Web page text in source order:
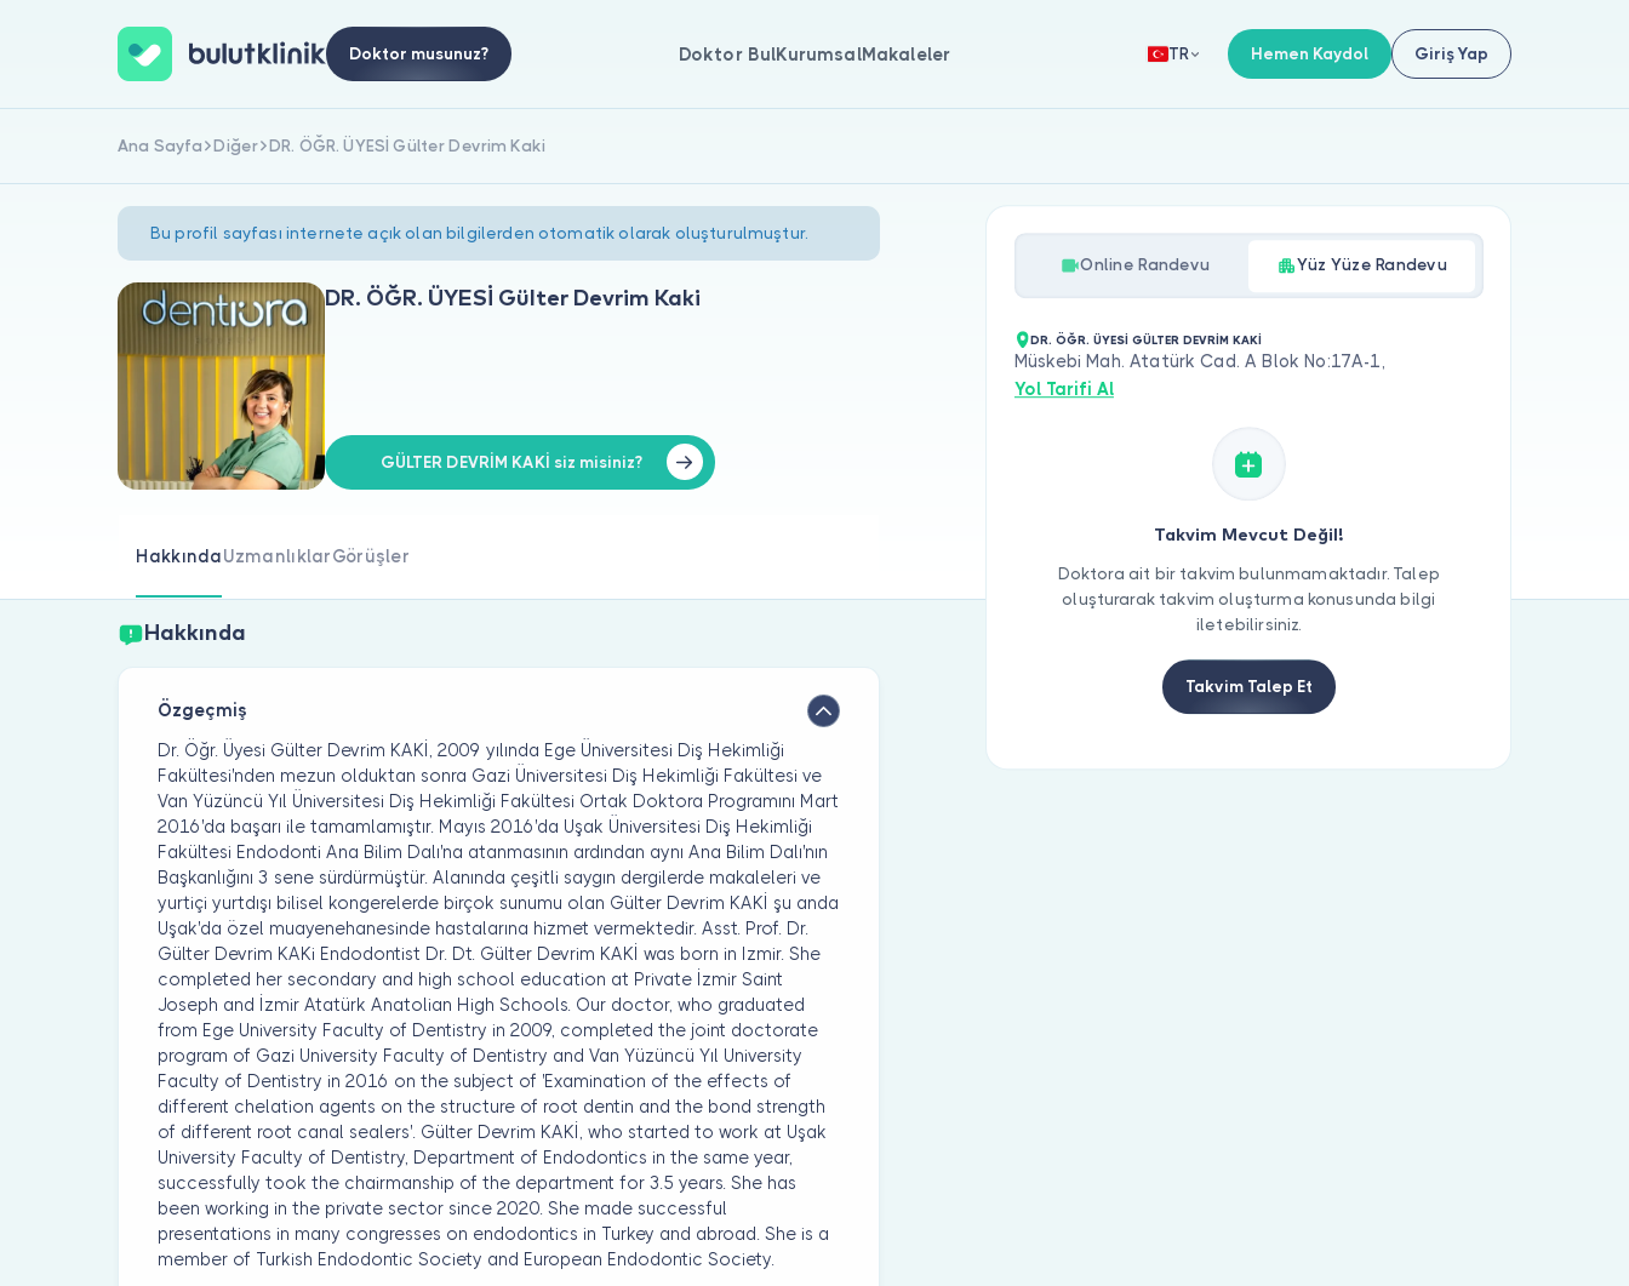
Doktor musunuz? Doktor BulKurumsalMakaleler TR Hemen Kaydol Giriş Yap
Ana Sayfa Diğer DR. ÖĞR. ÜYESİ Gülter Devrim Kaki
Bu profil sayfası internete açık olan bilgilerden otomatik olarak oluşturulmuştur.
DR. ÖĞR. ÜYESİ Gülter Devrim Kaki
GÜLTER DEVRİM KAKİ siz misiniz?
HakkındaUzmanlıklarGörüşler
Hakkında
Özgeçmiş
Dr. Öğr. Üyesi Gülter Devrim KAKİ, 2009 yılında Ege Üniversitesi Diş Hekimliği
Fakültesi'nden mezun olduktan sonra Gazi Üniversitesi Diş Hekimliği Fakültesi ve
Van Yüzüncü Yıl Üniversitesi Diş Hekimliği Fakültesi Ortak Doktora Programını Mart
2016'da başarı ile tamamlamıştır. Mayıs 2016'da Uşak Üniversitesi Diş Hekimliği
Fakültesi Endodonti Ana Bilim Dalı'na atanmasının ardından aynı Ana Bilim Dalı'nın
Başkanlığını 3 sene sürdürmüştür. Alanında çeşitli saygın dergilerde makaleleri ve
yurtiçi yurtdışı bilisel kongerelerde birçok sunumu olan Gülter Devrim KAKİ şu anda
Uşak'da özel muayenehanesinde hastalarına hizmet vermektedir. Asst. Prof. Dr.
Gülter Devrim KAKi Endodontist Dr. Dt. Gülter Devrim KAKİ was born in Izmir. She
completed her secondary and high school education at Private İzmir Saint
Joseph and İzmir Atatürk Anatolian High Schools. Our doctor, who graduated
from Ege University Faculty of Dentistry in 2009, completed the joint doctorate
program of Gazi University Faculty of Dentistry and Van Yüzüncü Yıl University
Faculty of Dentistry in 2016 on the subject of 'Examination of the effects of
different chelation agents on the structure of root dentin and the bond strength
of different root canal sealers'. Gülter Devrim KAKİ, who started to work at Uşak
University Faculty of Dentistry, Department of Endodontics in the same year,
successfully took the chairmanship of the department for 3.5 years. She has
been working in the private sector since 2020. She made successful
presentations in many congresses on endodontics in Turkey and abroad. She is a
member of Turkish Endodontic Society and European Endodontic Society.
Online Randevu Yüz Yüze Randevu
DR. ÖĞR. ÜYESİ GÜLTER DEVRİM KAKİ
Müskebi Mah. Atatürk Cad. A Blok No:17A-1,
Yol Tarifi Al
Takvim Mevcut Değil!
Doktora ait bir takvim bulunmamaktadır. Talep
oluşturarak takvim oluşturma konusunda bilgi
iletebilirsiniz.
Takvim Talep Et